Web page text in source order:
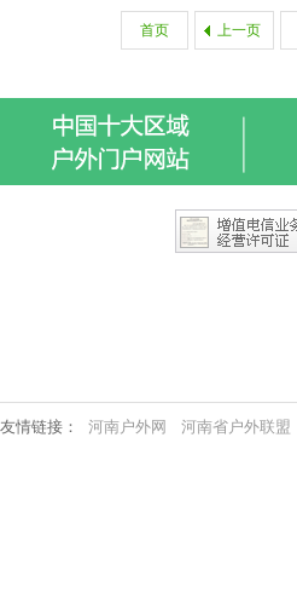
首页 上一页
友情链接： 河南户外网 河南省户外联盟